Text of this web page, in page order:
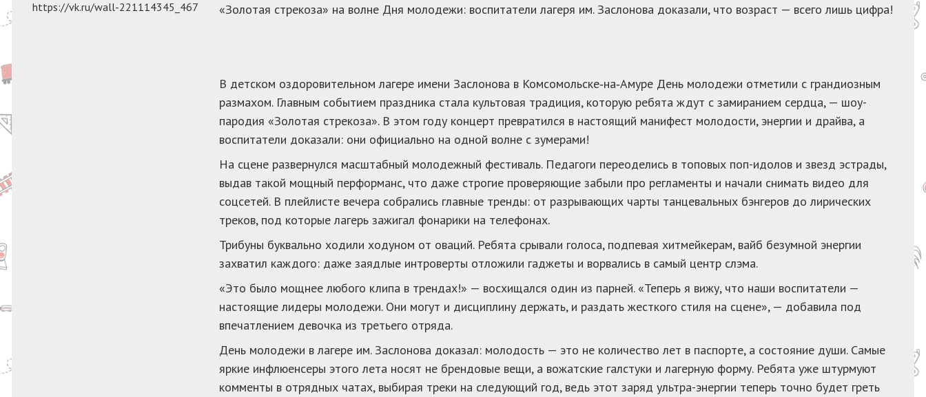
https://vk.ru/wall-221114345_467 «Золотая стрекоза» на волне Дня молодежи: воспитатели лагеря им. Заслонова доказали, что возраст — всего лишь цифра!
В детском оздоровительном лагере имени Заслонова в Комсомольске‑на‑Амуре День молодежи отметили с грандиозным
размахом. Главным событием праздника стала культовая традиция, которую ребята ждут с замиранием сердца, — шоу-
пародия «Золотая стрекоза». В этом году концерт превратился в настоящий манифест молодости, энергии и драйва, а
воспитатели доказали: они официально на одной волне с зумерами!
На сцене развернулся масштабный молодежный фестиваль. Педагоги переоделись в топовых поп-идолов и звезд эстрады,
выдав такой мощный перформанс, что даже строгие проверяющие забыли про регламенты и начали снимать видео для
соцсетей. В плейлисте вечера собрались главные тренды: от разрывающих чарты танцевальных бэнгеров до лирических
треков, под которые лагерь зажигал фонарики на телефонах.
Трибуны буквально ходили ходуном от оваций. Ребята срывали голоса, подпевая хитмейкерам, вайб безумной энергии
захватил каждого: даже заядлые интроверты отложили гаджеты и ворвались в самый центр слэма.
«Это было мощнее любого клипа в трендах!» — восхищался один из парней. «Теперь я вижу, что наши воспитатели —
настоящие лидеры молодежи. Они могут и дисциплину держать, и раздать жесткого стиля на сцене», — добавила под
впечатлением девочка из третьего отряда.
День молодежи в лагере им. Заслонова доказал: молодость — это не количество лет в паспорте, а состояние души. Самые
яркие инфлюенсеры этого лета носят не брендовые вещи, а вожатские галстуки и лагерную форму. Ребята уже штурмуют
комменты в отрядных чатах, выбирая треки на следующий год, ведь этот заряд ультра-энергии теперь точно будет греть